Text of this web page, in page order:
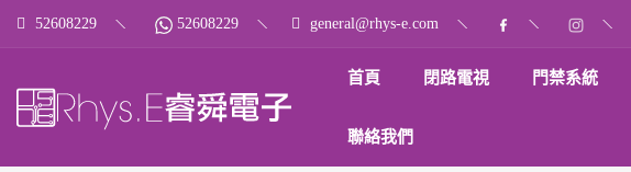
52608229 52608229 general@rhys-e.com
首頁 閉路電視 門禁系統
聯絡我們